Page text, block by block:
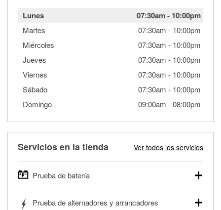
Lunes 07:30am- 10:00pm
Martes 07:30am - 10:00pm
Miércoles
07:30am - 10:00pm
Jueves
07:30am - 10:00pm
Viernes
07:30am - 10:00pm
Sábado
07:30am - 10:00pm
Domingo
09:00am -08:00pm
Servicios en la tienda Ver todos los servicios
Prueba de batería
autos, camionetas, SUVs, vehículos comerciales y
Prueba de alternadores y arrancadores